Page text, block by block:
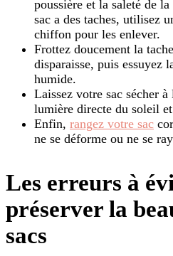
poussière et la saleté de
sac a des taches, utilisez
chiffon pour les enlever.
Frottez doucement la
disparaisse, puis essuyez
humide.
Laissez votre sac sécher
lumière directe du soleil
Enfin, rangez votre sac
ne se déforme ou ne se
Les erreurs à
préserver la
sacs